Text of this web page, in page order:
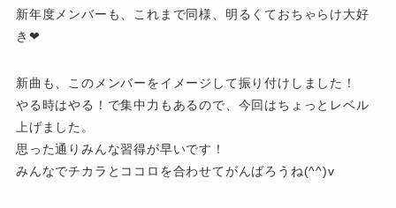
新年度メンバーも、これまで同様、明るくておちゃらけ大好
き❤
新曲も、このメンバーをイメージして振り付けしました！
やる時はやる！で集中力もあるので、今回はちょっとレベル
上げました。
思った通りみんな習得が早いです！
みんなでチカラとココロを合わせてがんばろうね(^^)v